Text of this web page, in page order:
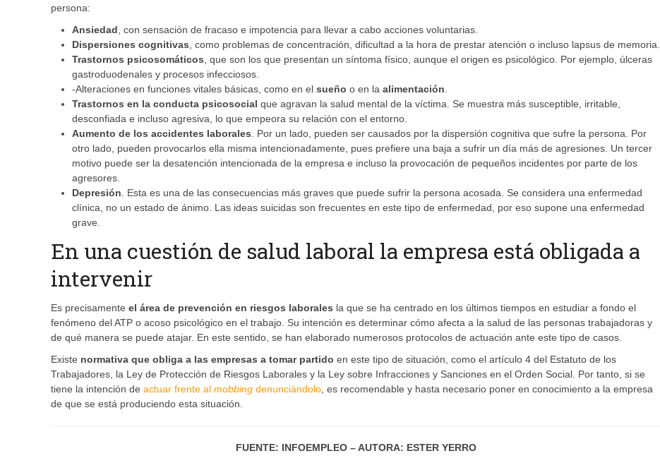
persona:
Ansiedad, con sensación de fracaso e impotencia para llevar a cabo acciones voluntarias.
Dispersiones cognitivas, como problemas de concentración, dificultad a la hora de prestar atención o incluso lapsus de memoria.
Trastornos psicosomáticos, que son los que presentan un síntoma físico, aunque el origen es psicológico. Por ejemplo, úlceras
gastroduodenales y procesos infecciosos.
-Alteraciones en funciones vitales básicas, como en el sueño o en la alimentación.
Trastornos en la conducta psicosocial que agravan la salud mental de la víctima. Se muestra más susceptible, irritable,
desconfiada e incluso agresiva, lo que empeora su relación con el entorno.
Aumento de los accidentes laborales. Por un lado, pueden ser causados por la dispersión cognitiva que sufre la persona. Por
otro lado, pueden provocarlos ella misma intencionadamente, pues prefiere una baja a sufrir un día más de agresiones. Un tercer
motivo puede ser la desatención intencionada de la empresa e incluso la provocación de pequeños incidentes por parte de los
agresores.
Depresión. Esta es una de las consecuencias más graves que puede sufrir la persona acosada. Se considera una enfermedad
clínica, no un estado de ánimo. Las ideas suicidas son frecuentes en este tipo de enfermedad, por eso supone una enfermedad
grave.
En una cuestión de salud laboral la empresa está obligada a
intervenir
Es precisamente el área de prevención en riesgos laborales la que se ha centrado en los últimos tiempos en estudiar a fondo el
fenómeno del ATP o acoso psicológico en el trabajo. Su intención es determinar cómo afecta a la salud de las personas trabajadoras y
de qué manera se puede atajar. En este sentido, se han elaborado numerosos protocolos de actuación ante este tipo de casos.
Existe normativa que obliga a las empresas a tomar partido en este tipo de situación, como el artículo 4 del Estatuto de los
Trabajadores, la Ley de Protección de Riesgos Laborales y la Ley sobre Infracciones y Sanciones en el Orden Social. Por tanto, si se
tiene la intención de actuar frente al mobbing denunciándolo, es recomendable y hasta necesario poner en conocimiento a la empresa
de que se está produciendo esta situación.
FUENTE: INFOEMPLEO – AUTORA: ESTER YERRO